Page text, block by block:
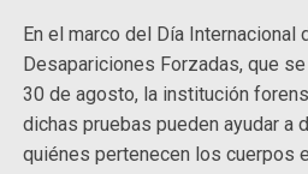
En el marco del Día Internacional
Desapariciones Forzadas, que
30 de agosto, la institución
dichas pruebas pueden ayudar a
quiénes pertenecen los cuerpos